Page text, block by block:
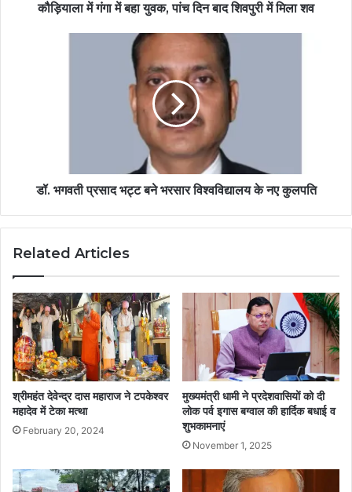
कौड़ियाला में गंगा में बहा युवक, पांच दिन बाद शिवपुरी में मिला शव
डॉ. भगवती प्रसाद भट्ट बने भरसार विश्वविद्यालय के नए कुलपति
Related Articles
श्रीमहंत देवेन्द्र दास महाराज ने टपकेश्वर
महादेव में टेका मत्था
February 20, 2024
मुख्यमंत्री धामी ने प्रदेशवासियों को दी
लोक पर्व इगास बग्वाल की हार्दिक बधाई व
शुभकामनाएं
November 1, 2025